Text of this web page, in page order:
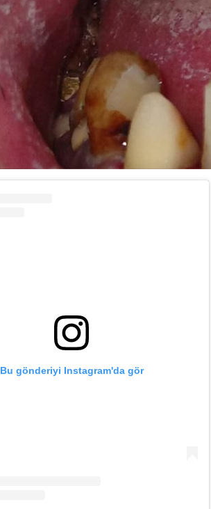
Bu gönderiyi Instagram'da gör